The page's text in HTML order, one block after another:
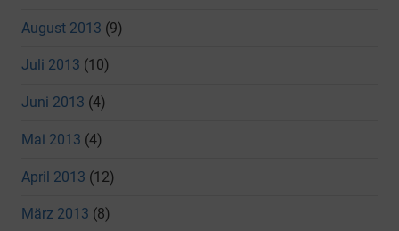
August 2013 (9)
Juli 2013 (10)
Juni 2013 (4)
Mai 2013 (4)
April 2013 (12)
März 2013 (8)